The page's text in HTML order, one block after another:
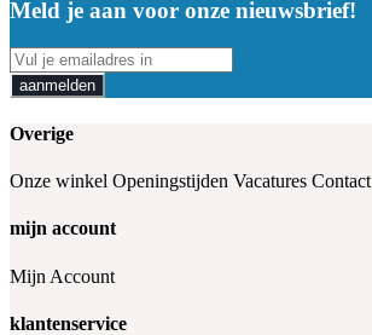
Meld je aan voor onze nieuwsbrief!
aanmelden
Overige
Onze winkel Openingstijden Vacatures Contact
mijn account
Mijn Account
klantenservice